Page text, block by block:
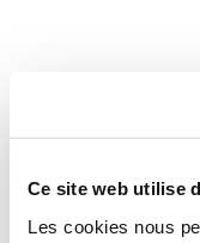
Ce site web utilise
Les cookies nous